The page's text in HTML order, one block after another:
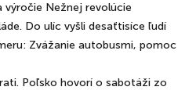
Nežnej revolúcie
Do ulíc vyšli desaťtisíce ľudí
Zvážanie autobusmi, pomoc
Poľsko hovorí o sabotáži zo